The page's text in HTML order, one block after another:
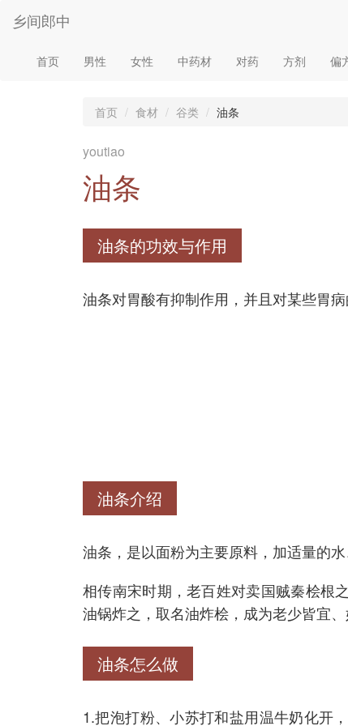
乡间郎中
首页 男性 女性 中药材 对药 方剂 偏
首页 食材 谷类 油条
youtiao
油条
油条的功效与作用
油条对胃酸有抑制作用，并且对某些胃病
油条介绍
油条，是以面粉为主要原料，加适量的
相传南宋时期，老百姓对卖国贼秦桧根
油锅炸之，取名油炸桧，成为老少皆宜、
油条怎么做
1.把泡打粉、小苏打和盐用温牛奶化开